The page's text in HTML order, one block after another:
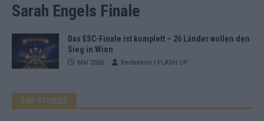
Sarah Engels Finale
Das ESC-Finale ist komplett – 26 Länder wollen den
Sieg in Wien
Mai 2026 Redaktion | FLASH UP
TOP STORIES